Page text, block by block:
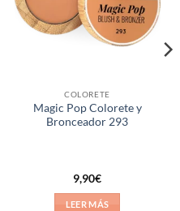
COLORETE
Magic Pop Colorete y
Bronceador 293
9,90€
LEER MÁS